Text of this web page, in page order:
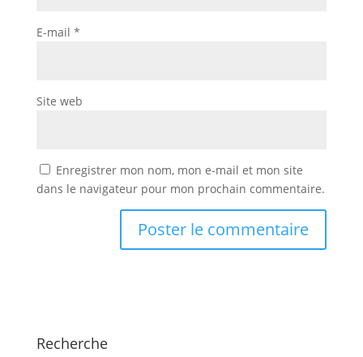
E-mail *
Site web
Enregistrer mon nom, mon e-mail et mon site
dans le navigateur pour mon prochain commentaire.
Recherche